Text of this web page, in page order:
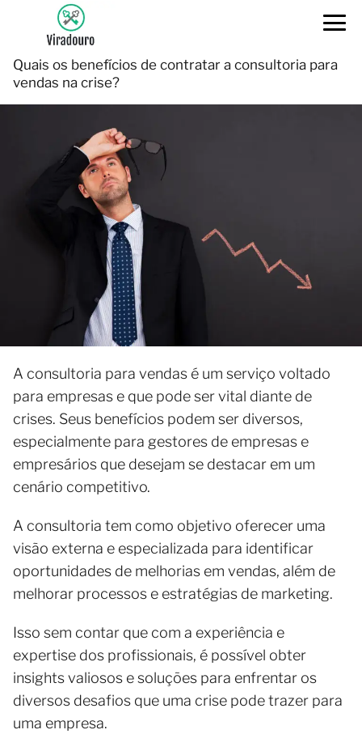
Quais os benefícios de contratar a consultoria para
vendas na crise?
A consultoria para vendas é um serviço voltado
para empresas e que pode ser vital diante de
crises. Seus benefícios podem ser diversos,
especialmente para gestores de empresas e
empresários que desejam se destacar em um
cenário competitivo.
A consultoria tem como objetivo oferecer uma
visão externa e especializada para identificar
oportunidades de melhorias em vendas, além de
melhorar processos e estratégias de marketing.
Isso sem contar que com a experiência e
expertise dos profissionais, é possível obter
insights valiosos e soluções para enfrentar os
diversos desafios que uma crise pode trazer para
uma empresa.